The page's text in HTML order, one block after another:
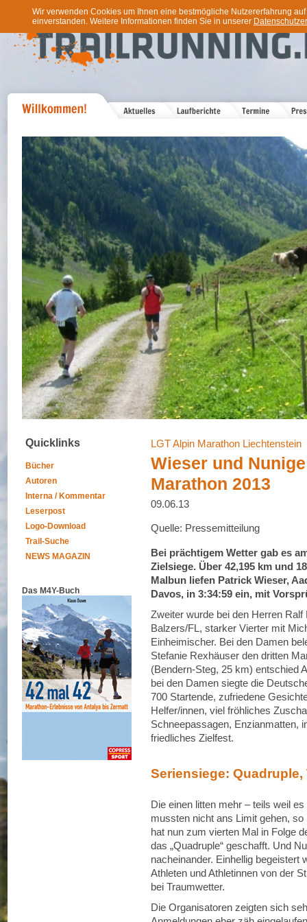
Wir verwenden Cookies um Ihnen eine bestmögliche Nutzererfahrung
einverstanden. Weitere Informationen finden Sie in unserer
Quicklinks
Bücher
Autoren
Interna / Kommentar
Leserpost
Logo-Download
Trail-Suche
NEWS MAGAZIN
Das M4Y-Buch
LGT Alpin Marathon Liechtenstein
Wieser und
Marathon 2013
09.06.13
Quelle: Pressemitteilung
Bei prächtigem Wetter gab es
Zielsiege. Über 42,195 km und
Malbun liefen Patrick Wieser,
Davos, in 3:34:59 ein, mit
Zweiter wurde bei den Herren
Balzers/FL, starker Vierter mit
Einheimischer. Bei den Damen
Stefanie Rexhäuser den dritten
(Bendern-Steg, 25 km) entschied
bei den Damen siegte die
700 Startende, zufriedene
Helfer/innen, viel fröhliches
Schneepassagen, Enzianmatten,
friedliches Zielfest.
Seriensiege: Quadruple,
Die einen litten mehr – teils weil
mussten nicht ans Limit gehen,
hat nun zum vierten Mal in Folge
das „Quadruple“ geschafft. Und
nacheinander. Einhellig begeistert
Athleten und Athletinnen von der
bei Traumwetter.
Die Organisatoren zeigten sich